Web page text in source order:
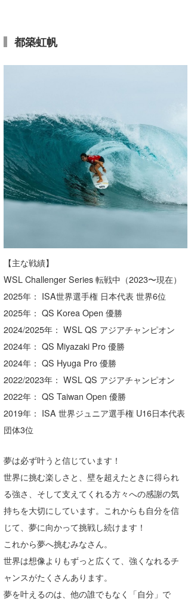
都築虹帆
【主な戦績】
WSL Challenger Series 転戦中（2023〜現在）
2025年： ISA世界選手権 日本代表 世界6位
2025年： QS Korea Open 優勝
2024/2025年： WSL QS アジアチャンピオン
2024年： QS Miyazaki Pro 優勝
2024年： QS Hyuga Pro 優勝
2022/2023年： WSL QS アジアチャンピオン
2022年： QS Taiwan Open 優勝
2019年： ISA 世界ジュニア選手権 U16日本代表
団体3位
夢は必ず叶うと信じています！
世界に挑む楽しさと、壁を超えたときに得られ
る強さ、そして支えてくれる方々への感謝の気
持ちを大切にしています。これからも自分を信
じて、夢に向かって挑戦し続けます！
これから夢へ挑むみなさん。
世界は想像よりもずっと広くて、強くなれるチ
ャンスがたくさんあります。
夢を叶えるのは、他の誰でもなく「自分」で